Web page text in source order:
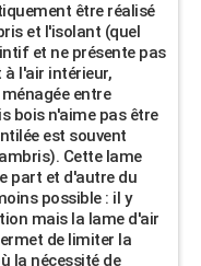
être réalisé
et l'isolant (quel
et ne présente pas
l'air intérieur,
entre
bois n'aime pas être
est souvent
Cette lame
part et d'autre du
possible : il y
mais la lame d'air
de limiter la
la nécessité de